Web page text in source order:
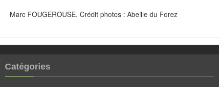
Marc FOUGEROUSE. Crédit photos : Abeille du Forez
Catégories